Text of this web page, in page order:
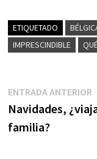
ETIQUETADO
IMPRESCINDIBLE
de
ENTRADA ANTERIOR
Navidades,
familia?